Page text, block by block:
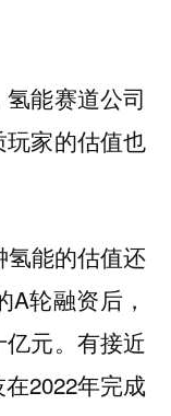
能赛道公司
家的估值也
氢能的估值还
A轮融资后，
元。有接近
2022年完成